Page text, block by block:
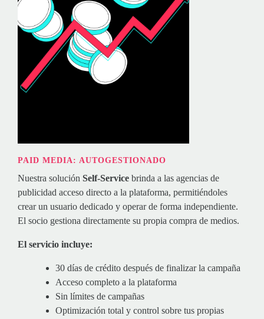
PAID MEDIA: AUTOGESTIONADO
Nuestra solución Self-Service brinda a las agencias de
publicidad acceso directo a la plataforma, permitiéndoles
crear un usuario dedicado y operar de forma independiente.
El socio gestiona directamente su propia compra de medios.
El servicio incluye:
30 días de crédito después de finalizar la campaña
Acceso completo a la plataforma
Sin límites de campañas
Optimización total y control sobre tus propias